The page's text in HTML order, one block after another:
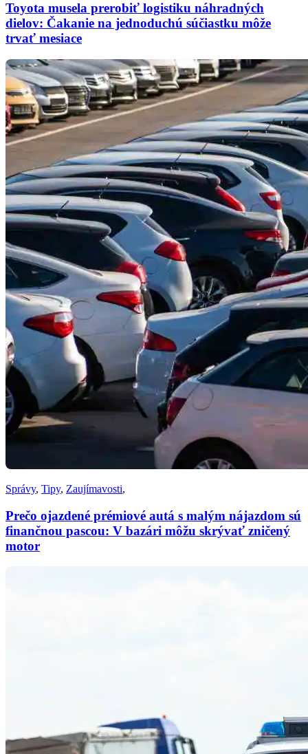
Toyota musela prerobiť logistiku náhradných
dielov: Čakanie na jednoduchú súčiastku môže
trvať mesiace
Správy, Tipy, Zaujímavosti,
Prečo ojazdené prémiové autá s malým nájazdom sú
finančnou pascou: V bazári môžu skrývať zničený
motor